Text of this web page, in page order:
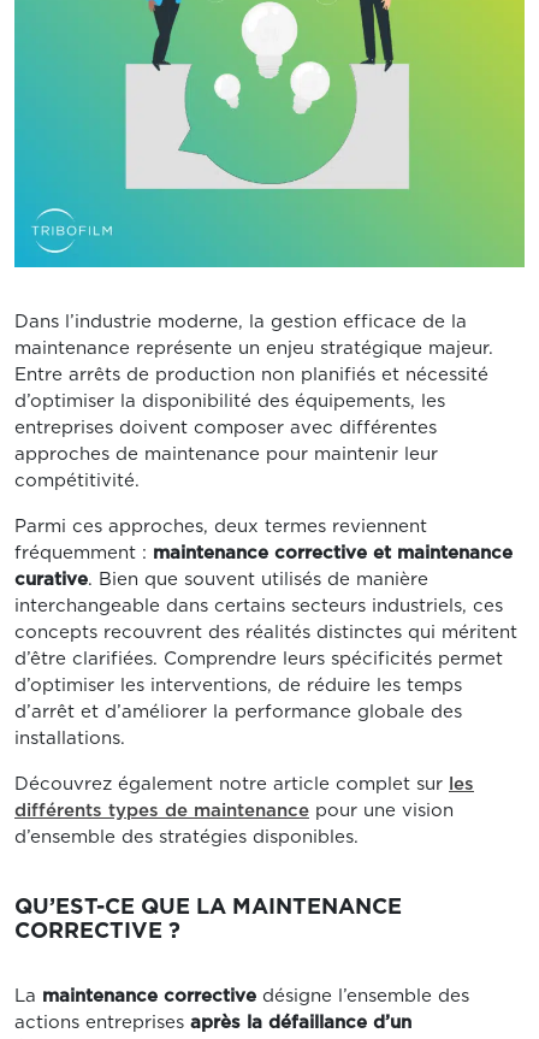
Dans l’industrie moderne, la gestion efficace de la
maintenance représente un enjeu stratégique majeur.
Entre arrêts de production non planifiés et nécessité
d’optimiser la disponibilité des équipements, les
entreprises doivent composer avec différentes
approches de maintenance pour maintenir leur
compétitivité.
Parmi ces approches, deux termes reviennent
fréquemment : maintenance corrective et maintenance
curative. Bien que souvent utilisés de manière
interchangeable dans certains secteurs industriels, ces
concepts recouvrent des réalités distinctes qui méritent
d’être clarifiées. Comprendre leurs spécificités permet
d’optimiser les interventions, de réduire les temps
d’arrêt et d’améliorer la performance globale des
installations.
Découvrez également notre article complet sur les
différents types de maintenance pour une vision
d’ensemble des stratégies disponibles.
QU’EST-CE QUE LA MAINTENANCE
CORRECTIVE ?
La maintenance corrective désigne l’ensemble des
actions entreprises après la défaillance d’un